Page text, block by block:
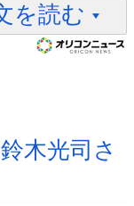
を読む
木光司さ